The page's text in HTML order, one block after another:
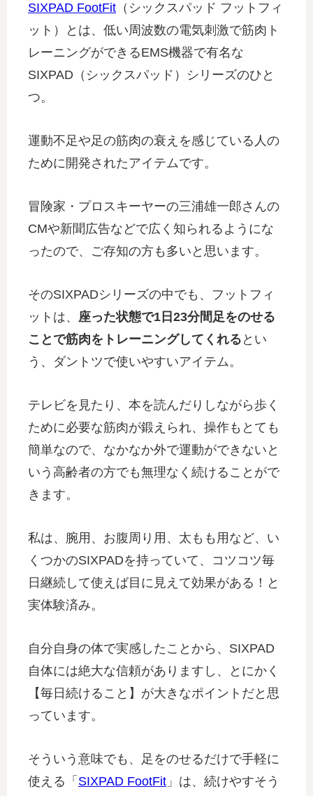
SIXPAD FootFit （シックスパッド フットフィ
ット）とは、低い周波数の電気刺激で筋肉ト
レーニングができるEMS機器で有名な
SIXPAD（シックスパッド）シリーズのひと
つ。
運動不足や足の筋肉の衰えを感じている人の
ために開発されたアイテムです。
冒険家・プロスキーヤーの三浦雄一郎さんの
CMや新聞広告などで広く知られるようにな
ったので、ご存知の方も多いと思います。
そのSIXPADシリーズの中でも、フットフィ
ットは、 座った状態で1日23分間足をのせる
ことで筋肉をトレーニングしてくれる とい
う、ダントツで使いやすいアイテム。
テレビを見たり、本を読んだりしながら歩く
ために必要な筋肉が鍛えられ、操作もとても
簡単なので、なかなか外で運動ができないと
いう高齢者の方でも無理なく続けることがで
きます。
私は、腕用、お腹周り用、太もも用など、い
くつかのSIXPADを持っていて、コツコツ毎
日継続して使えば目に見えて効果がある！と
実体験済み。
自分自身の体で実感したことから、SIXPAD
自体には絶大な信頼がありますし、とにかく
【毎日続けること】が大きなポイントだと思
っています。
そういう意味でも、足をのせるだけで手軽に
使える「 SIXPAD FootFit 」は、続けやすそう